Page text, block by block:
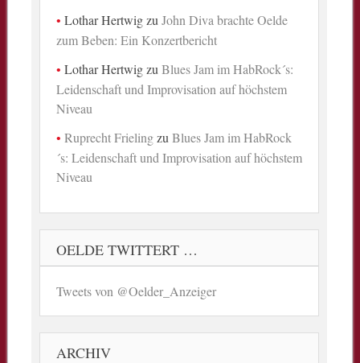
Lothar HertwigzuJohn Diva brachte Oelde
zum Beben: Ein Konzertbericht
Lothar HertwigzuBlues Jam im HabRock´s:
Leidenschaft und Improvisation auf höchstem
Niveau
Ruprecht FrielingzuBlues Jam im HabRock
´s: Leidenschaft und Improvisation auf höchstem
Niveau
OELDE TWITTERT …
Tweets von @Oelder_Anzeiger
ARCHIV